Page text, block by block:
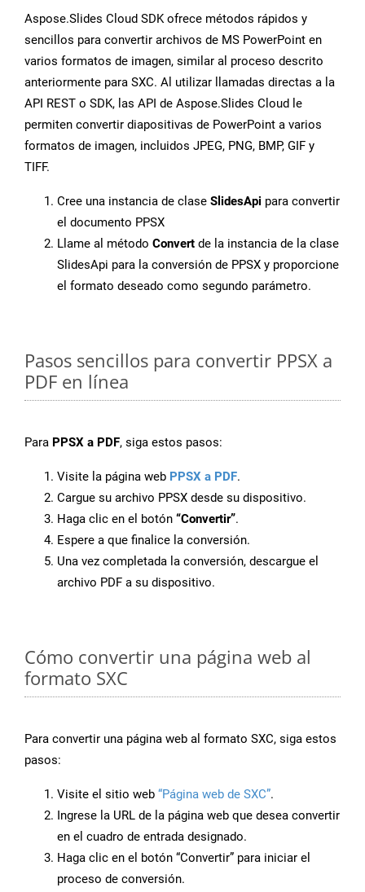
Aspose.Slides Cloud SDK ofrece métodos rápidos y
sencillos para convertir archivos de MS PowerPoint en
varios formatos de imagen, similar al proceso descrito
anteriormente para SXC. Al utilizar llamadas directas a la
API REST o SDK, las API de Aspose.Slides Cloud le
permiten convertir diapositivas de PowerPoint a varios
formatos de imagen, incluidos JPEG, PNG, BMP, GIF y
TIFF.
Cree una instancia de clase SlidesApi para convertir
el documento PPSX
Llame al método Convert de la instancia de la clase
SlidesApi para la conversión de PPSX y proporcione
el formato deseado como segundo parámetro.
Pasos sencillos para convertir PPSX a
PDF en línea
Para PPSX a PDF, siga estos pasos:
Visite la página web PPSX a PDF.
Cargue su archivo PPSX desde su dispositivo.
Haga clic en el botón “Convertir”.
Espere a que finalice la conversión.
Una vez completada la conversión, descargue el
archivo PDF a su dispositivo.
Cómo convertir una página web al
formato SXC
Para convertir una página web al formato SXC, siga estos
pasos:
Visite el sitio web “Página web de SXC”.
Ingrese la URL de la página web que desea convertir
en el cuadro de entrada designado.
Haga clic en el botón “Convertir” para iniciar el
proceso de conversión.